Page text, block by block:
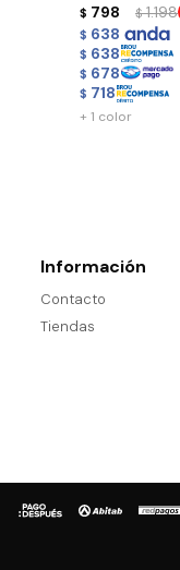
$ 798 $ 1.198
$ 638
$ 638
$ 678
$ 718
+ 1 color
Información
Contacto
Tiendas